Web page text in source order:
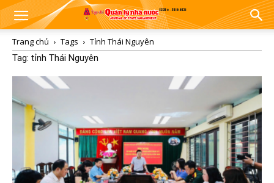
Trang chủ Tags
Tỉnh Thái Nguyên
Tag: tỉnh Thái Nguyên